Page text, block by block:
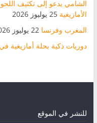
الشامي يدعو إلى تكثيف
الأمازيغية 25 يوليوز 2026
المغرب وفرنسا 22 يوليوز 2026
دوريات ذكية بحلة أمازيغية
للنشر في الموقع